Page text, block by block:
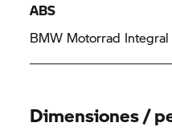
ABS
BMW Motorrad
Dimensiones /